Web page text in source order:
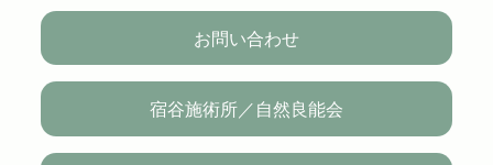
お問い合わせ
宿谷施術所／自然良能会